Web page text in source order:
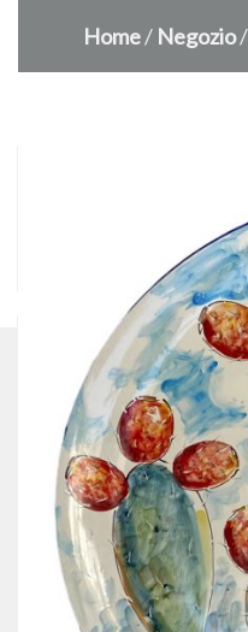
Home/ Negozio/